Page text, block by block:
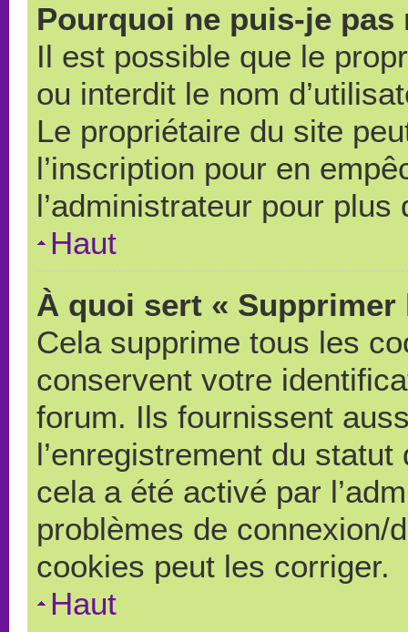
Pourquoi ne puis-je pas
Il est possible que le
ou interdit le nom
Le propriétaire du site
l’inscription pour en
l’administrateur pour
Haut
À quoi sert «
Cela supprime tous les
conservent votre
forum. Ils fournissent
l’enregistrement du
cela a été activé par
problèmes de connexion/
cookies peut les corriger.
Haut